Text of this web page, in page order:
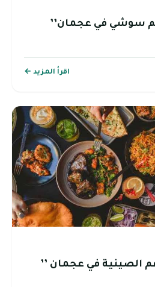
سوشي في عجمان’’
اقرأ المزيد ←
الصينية في عجمان ’’